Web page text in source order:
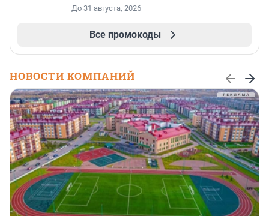
До 31 августа, 2026
Все промокоды
НОВОСТИ КОМПАНИЙ